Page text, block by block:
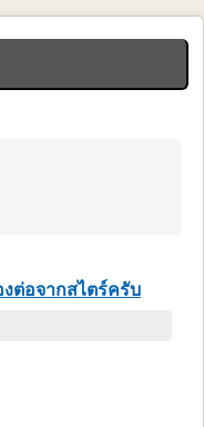
งต่อจากสไตร์ครับ